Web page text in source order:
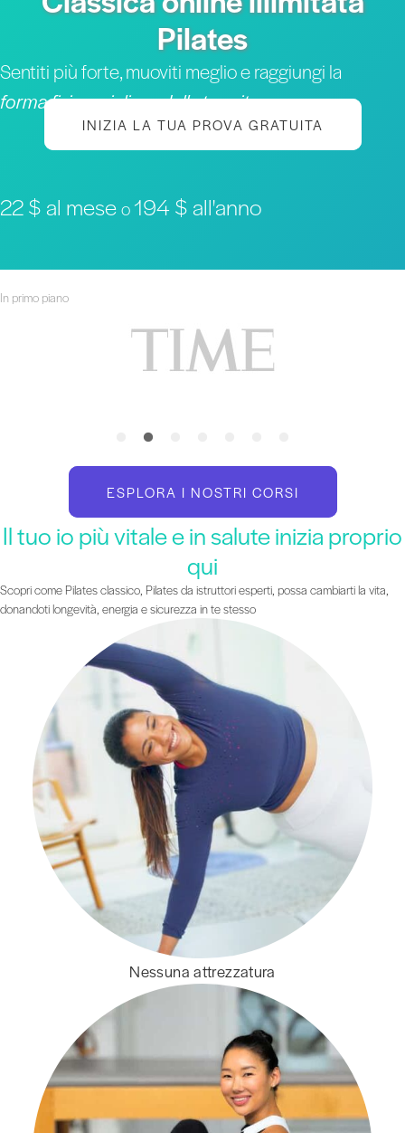
Pilates
Sentiti più forte, muoviti meglio e raggiungi la
forma fisica migliore della tua vita
INIZIA LA TUA PROVA GRATUITA
22 $ al meseo194 $ all'anno
In primo piano
ESPLORA I NOSTRI CORSI
Il tuo io più vitale e in salute inizia proprio
qui
Scopri come Pilates classico, Pilates da istruttori esperti, possa cambiarti la vita,
donandoti longevità, energia e sicurezza in te stesso
Nessuna attrezzatura